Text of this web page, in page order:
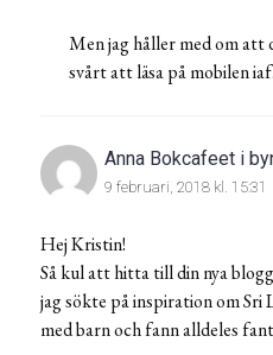
Men jag håller med om att
svårt att läsa på mobilen iaf.
Anna Bokcafeet i
9 februari, 2018 kl. 15:31
Hej Kristin!
Så kul att hitta till din nya
jag sökte på inspiration om Sri
med barn och fann alldeles